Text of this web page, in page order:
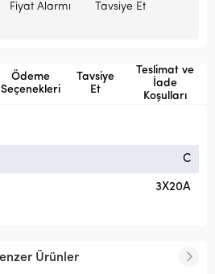
Fiyat Alarmı Tavsiye Et
Ödeme
Seçenekleri
Tavsiye
Et
Teslimat ve
İade
Koşulları
C
3X20A
Ürünler